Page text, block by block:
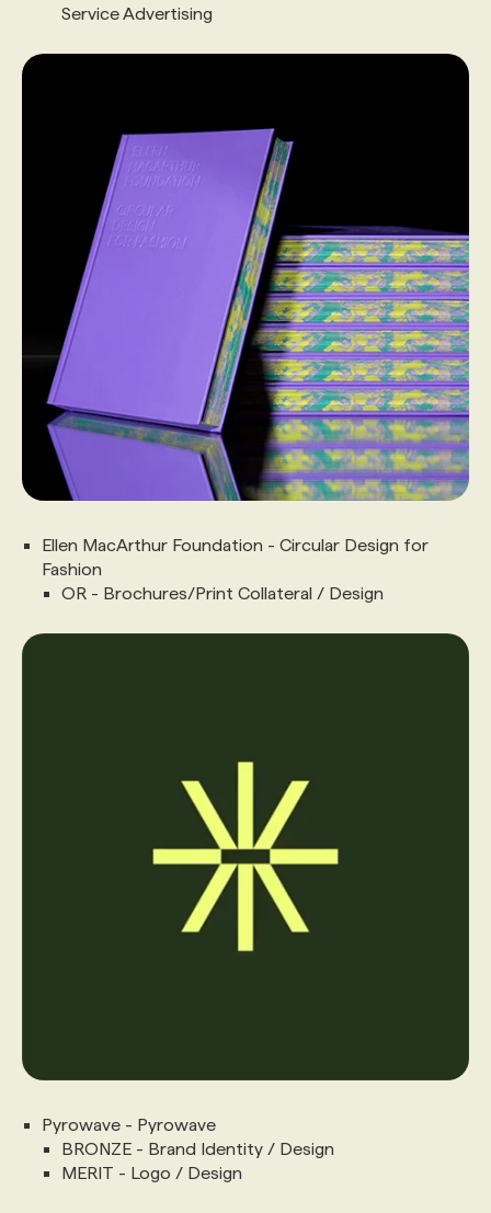
Service Advertising
Ellen MacArthur Foundation - Circular Design for
Fashion
OR - Brochures/Print Collateral / Design
Pyrowave - Pyrowave
BRONZE - Brand Identity / Design
MERIT - Logo / Design